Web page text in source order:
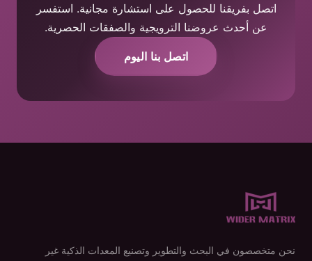
اتصل بفريقنا للحصول على استشارة مجانية. استفسر
عن أحدث عروضنا الترويجية والصفقات الحصرية.
اتصل بنا اليوم
نحن متخصصون في البحث والتطوير وتصنيع المعدات الذكية غير